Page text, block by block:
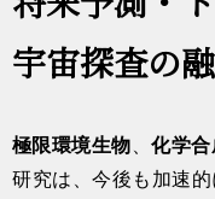
宇宙探査の
極限環境生物 、化学
研究は、今後も加速